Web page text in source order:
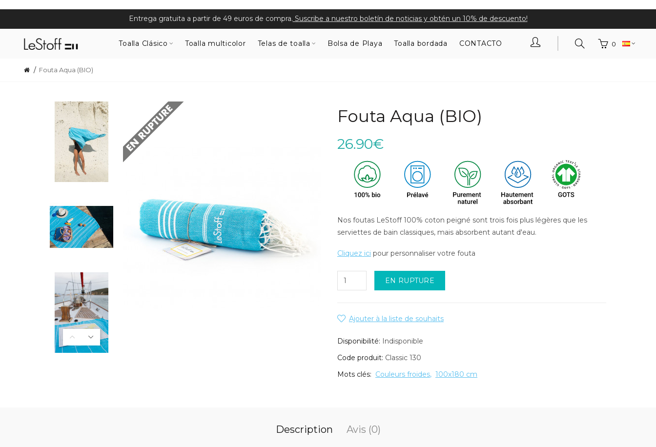
Entrega gratuita a partir de 49 euros de compra. Suscribe a nuestro boletín de noticias y obtén un 10% de descuento!
Toalla Clásico Toalla multicolor Telas de toalla Bolsa de Playa Toalla bordada CONTACTO 0
Fouta Aqua (BIO)
Fouta Aqua (BIO)
26.90€
Nos foutas LeStoff 100% coton peigné sont trois fois plus légères que les
serviettes de bain classiques, mais absorbent autant d'eau.
Cliquez ici pour personnaliser votre fouta
EN RUPTURE
Ajouter à la liste de souhaits
Disponibilité: Indisponible
Code produit: Classic 130
Mots clés: Couleurs froides 100x180 cm
Description Avis (0)